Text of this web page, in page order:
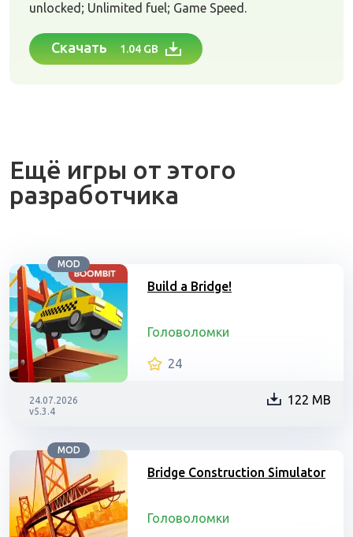
unlocked; Unlimited fuel; Game Speed.
Скачать 1.04 GB
Ещё игры от этого
разработчика
MOD
Build a Bridge!
Головоломки
24
24.07.2026
v5.3.4
122 MB
MOD
Bridge Construction Simulator
Головоломки